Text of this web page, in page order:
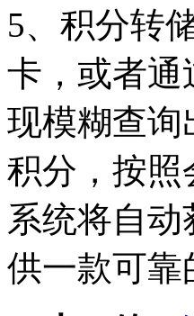
5、积分转
卡，或者通
现模糊查询
积分，按照
系统将自
供一款可靠